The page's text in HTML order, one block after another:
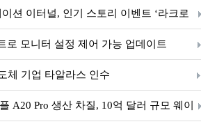
션 이터널, 인기 스토리 이벤트 ‘라크로
한 기념 이벤트 실시!
로 모니터 설정 제어 가능 업데이트
체 기업 타알라스 인수
A20 Pro 생산 차질, 10억 달러 규모 웨이